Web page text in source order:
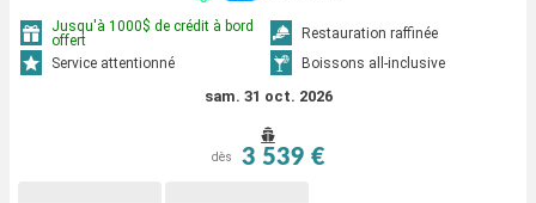
Jusqu'à 1000$ de crédit à bord
offert
Restauration raffinée
Service attentionné
Boissons all-inclusive
sam. 31 oct. 2026
dès 3 539 €